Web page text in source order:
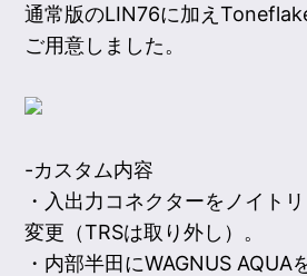
通常版のLIN76に加え
ご用意しました。
-カスタム内容
・入出力コネクターをノイト
変更（TRSは取り外し）。
・内部半田にWAGNUS AQUA